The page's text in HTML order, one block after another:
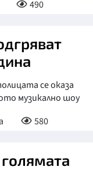
490
се оказа
музикално шоу
580